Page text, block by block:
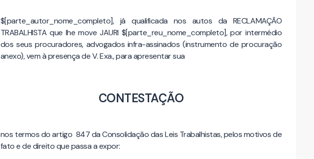
$[parte_autor_nome_completo], já qualificada nos autos da RECLAMAÇÃO
TRABALHISTA que lhe move JAURI $[parte_reu_nome_completo], por intermédio
dos seus procuradores, advogados infra-assinados (instrumento de procuração
anexo), vem à presença de V. Exa., para apresentar sua
CONTESTAÇÃO
nos termos do artigo 847 da Consolidação das Leis Trabalhistas, pelos motivos de
fato e de direito que passa a expor: